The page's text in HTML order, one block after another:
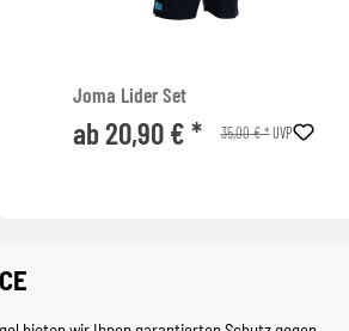
Joma Lider Set
ab 20,90 € * 35,00 € *UVP